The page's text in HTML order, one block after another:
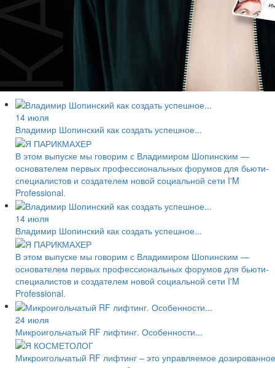
14 июля
Владимир Шопинский как создать успешное...
В этом выпуске мы говорим с Владимиром Шопинским —
основателем первых профессиональных форумов для бьюти-
специалистов и создателем новой социальной сети I'M
Professional.
14 июля
Владимир Шопинский как создать успешное...
В этом выпуске мы говорим с Владимиром Шопинским —
основателем первых профессиональных форумов для бьюти-
специалистов и создателем новой социальной сети I'M
Professional.
24 июля
Микроигольчатый RF лифтинг. Особенности...
Микроигольчатый RF лифтинг – это управляемое дозированное